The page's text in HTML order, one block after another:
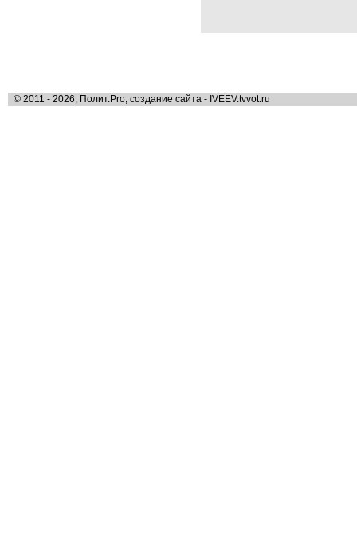
© 2011 - 2026, Полит.Pro, создание сайта - IVEEV.tvvot.ru